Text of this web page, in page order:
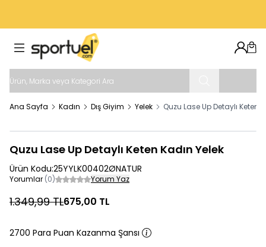
Ana Sayfa Kadın Dış Giyim Yelek Quzu Lase Up Detaylı Keten
Quzu Lase Up Detaylı Keten Kadın Yelek
Ürün Kodu:25YYLK00402ØNATUR
Yorumlar (0) Yorum Yaz
1.349,99TL675,00 TL
2700 Para Puan Kazanma Şansı